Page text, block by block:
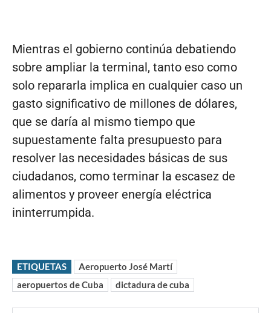
Mientras el gobierno continúa debatiendo
sobre ampliar la terminal, tanto eso como
solo repararla implica en cualquier caso un
gasto significativo de millones de dólares,
que se daría al mismo tiempo que
supuestamente falta presupuesto para
resolver las necesidades básicas de sus
ciudadanos, como terminar la escasez de
alimentos y proveer energía eléctrica
ininterrumpida.
ETIQUETAS
Aeropuerto José Martí
aeropuertos de Cuba
dictadura de cuba